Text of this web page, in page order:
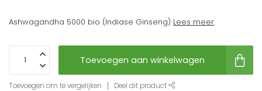
Ashwagandha 5000 bio (Indiase Ginseng) Lees meer.
Toevoegen aan winkelwagen
Toevoegen om te vergelijken Deel dit product